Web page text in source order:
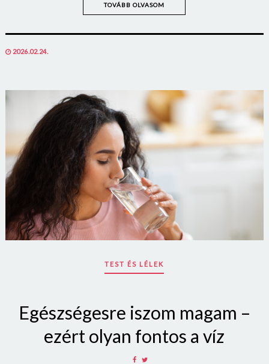
TOVÁBB OLVASOM
POSTED
2026.02.24.
TEST ÉS LÉLEK
Egészségesre iszom magam –
ezért olyan fontos a víz
SHARE